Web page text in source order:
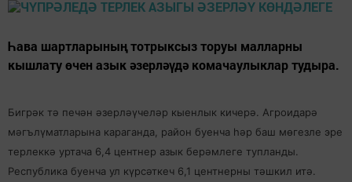
Һава шартларының тотрыксыз торуы малларны
кышлату өчен азык әзерләүдә комачаулыклар тудыра.
Бигрәк тә печән әзерләүчеләр кыенлык кичерә. Агроидарә
мәгълүматларына караганда, район буенча һәр баш мөгезле эре
терлеккә уртача 6,4 центнер азык берәмлеге тупланды.
Республика буенча ул күрсәткеч 6,1 центнерны тәшкил итә.